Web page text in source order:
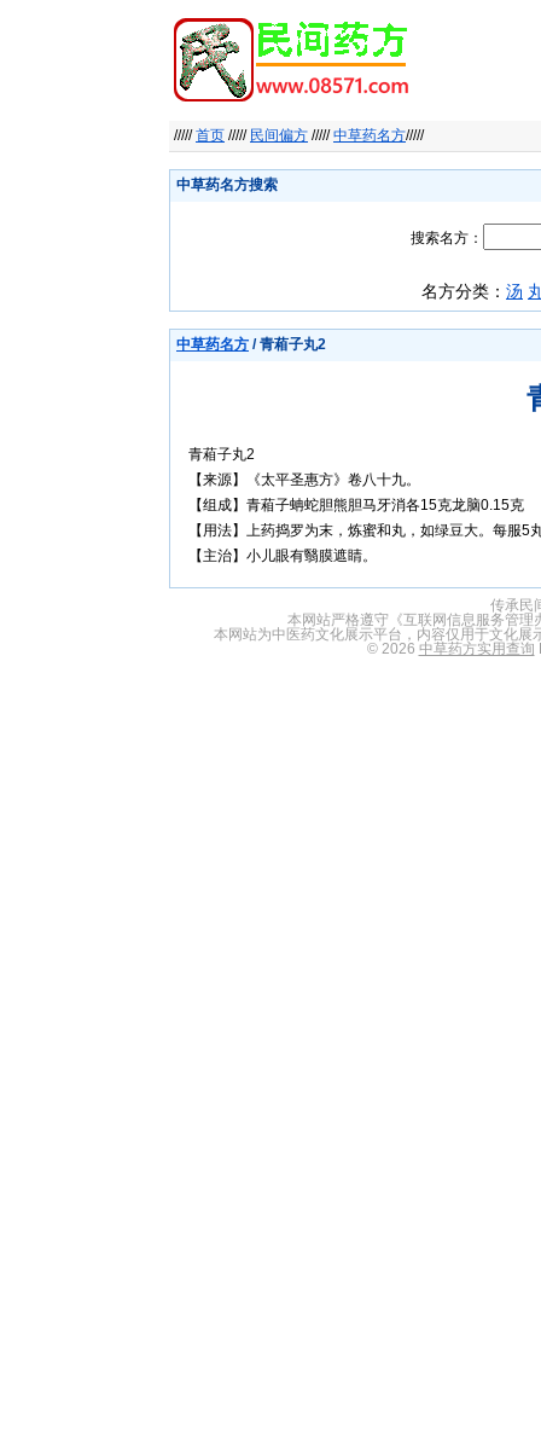
/////首页 ///// 民间偏方 /////中草药名方/////
中草药名方搜索
搜索名方：
名方分类： 汤
中草药名方 / 青葙子丸2
青葙子丸2
【来源】《太平圣惠方》卷八十九。
【组成】青葙子蚺蛇胆熊胆马牙消各15克龙脑0.15克
【用法】上药捣罗为末，炼蜜和丸，如绿豆大。每服
【主治】小儿眼有翳膜遮睛。
传承民
本网站严格遵守《互联网信息服务管
本网站为中医药文化展示平台，内容仅用于文化
© 2026 中草药方实用查询